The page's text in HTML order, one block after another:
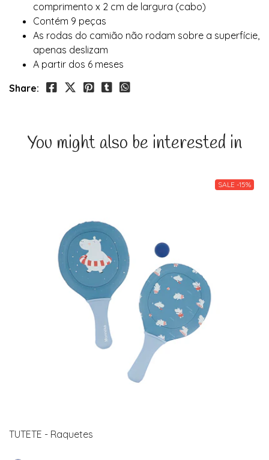
comprimento x 2 cm de largura (cabo)
Contém 9 peças
As rodas do camião não rodam sobre a superfície,
apenas deslizam
A partir dos 6 meses
Share:
You might also be interested in
SALE -15%
TUTETE - Raquetes